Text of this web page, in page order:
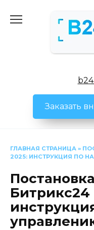
Заказать
ГЛАВНАЯ СТРАНИЦА »
2025: ИНСТРУКЦИЯ ПО
Битрикс24